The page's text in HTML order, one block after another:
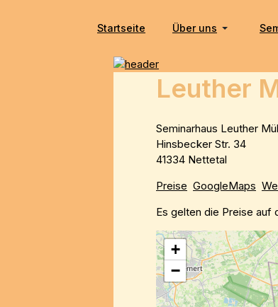
Startseite Über uns
Leuther
Seminarhaus Leuther
Hinsbecker Str. 34
41334 Nettetal
Preise GoogleMaps
Es gelten die Preise auf
+
−